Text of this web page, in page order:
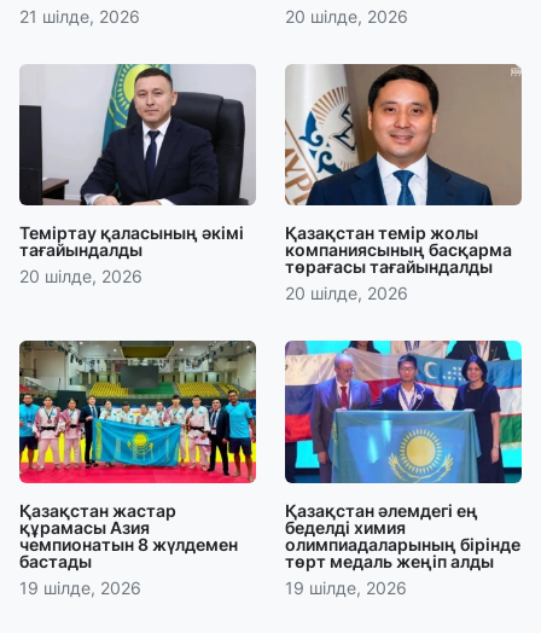
21 шілде, 2026 20 шілде, 2026
Теміртау қаласының әкімі
тағайындалды
20 шілде, 2026
Қазақстан темір жолы
компаниясының басқарма
төрағасы тағайындалды
20 шілде, 2026
Қазақстан жастар
құрамасы Азия
чемпионатын 8 жүлдемен
бастады
19 шілде, 2026
Қазақстан әлемдегі ең
беделді химия
олимпиадаларының бірінде
төрт медаль жеңіп алды
19 шілде, 2026